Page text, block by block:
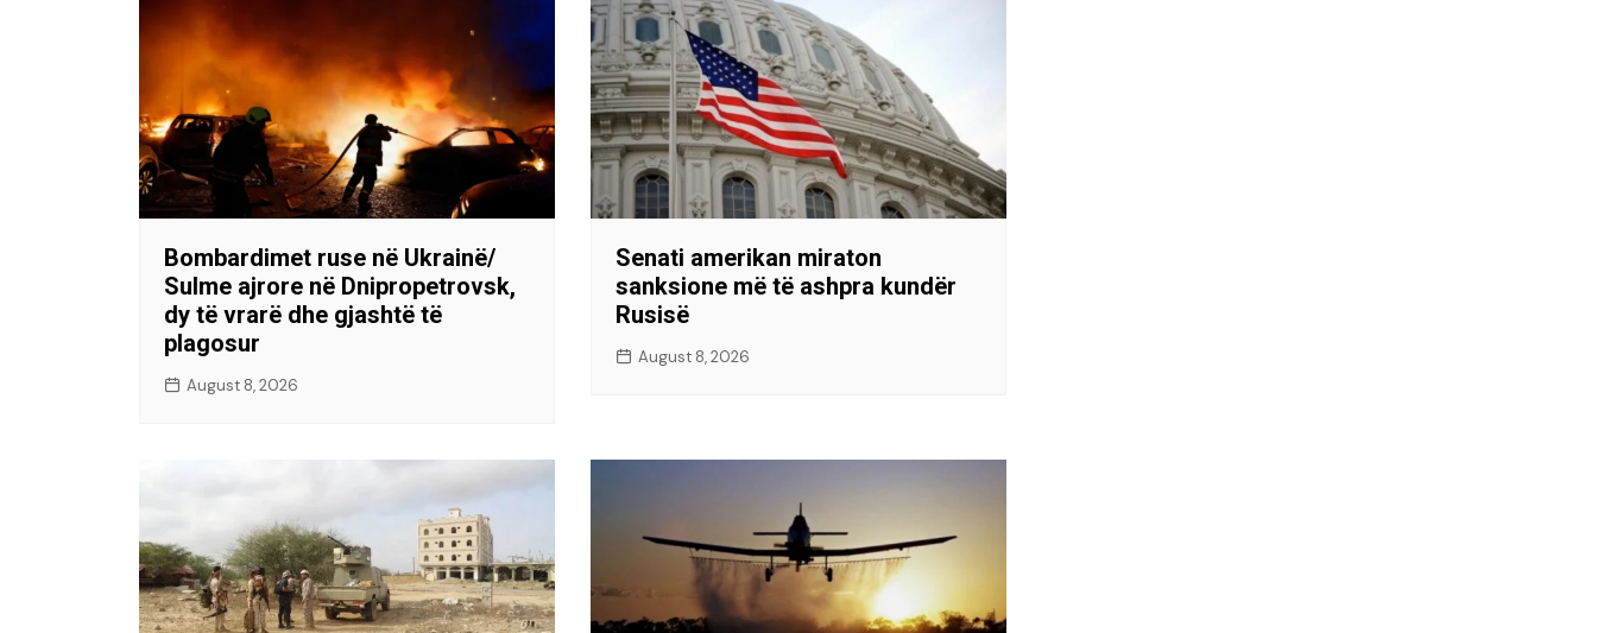
Bombardimet ruse në Ukrainë/
Sulme ajrore në Dnipropetrovsk,
dy të vrarë dhe gjashtë të
plagosur
August 8, 2026
Senati amerikan miraton
sanksione më të ashpra kundër
Rusisë
August 8, 2026